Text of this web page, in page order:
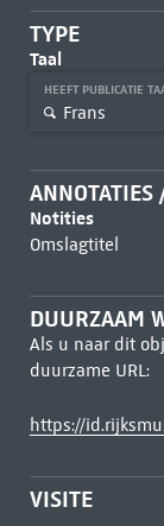
TYPE
Taal
HEEFT PUBLICATIE
Frans
Notities
Omslagtitel
DUURZAAM
Als u naar dit
duurzame URL:
https://
VISITE